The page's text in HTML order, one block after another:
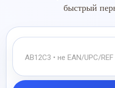
быстрый